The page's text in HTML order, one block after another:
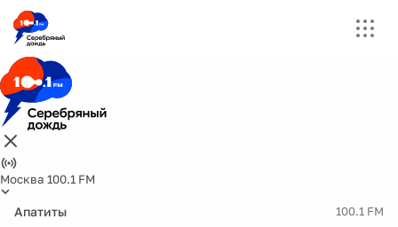
Москва 100.1 FM
Апатиты 100.1 FM